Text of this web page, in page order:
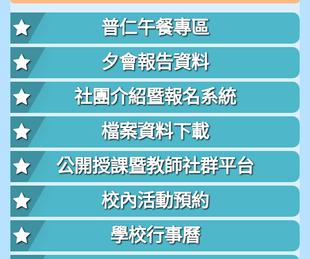
普仁午餐專區
夕會報告資料
社團介紹暨報名系統
檔案資料下載
公開授課暨教師社群平台
校內活動預約
學校行事曆